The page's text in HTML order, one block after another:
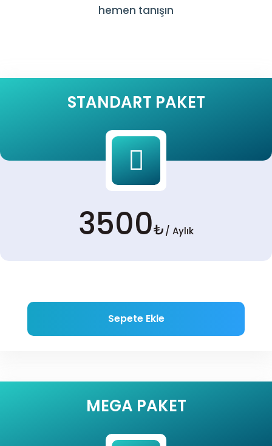
hemen tanışın
STANDART PAKET
3500₺/ Aylık
Sepete Ekle
MEGA PAKET